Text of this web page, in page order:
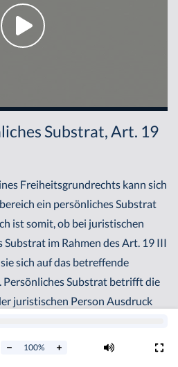
100%
Substrat, Art. 19
Freiheitsgrundrechts kann sich
ein persönliches Substrat
ist somit, ob bei juristischen
Substrat im Rahmen des Art. 19 III
sich auf das betreffende
Substrat betrifft die
juristischen Person Ausdruck
Personen sein muss, also ob
Menschen erfolgen